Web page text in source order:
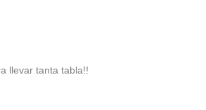
llevar tanta tabla!!